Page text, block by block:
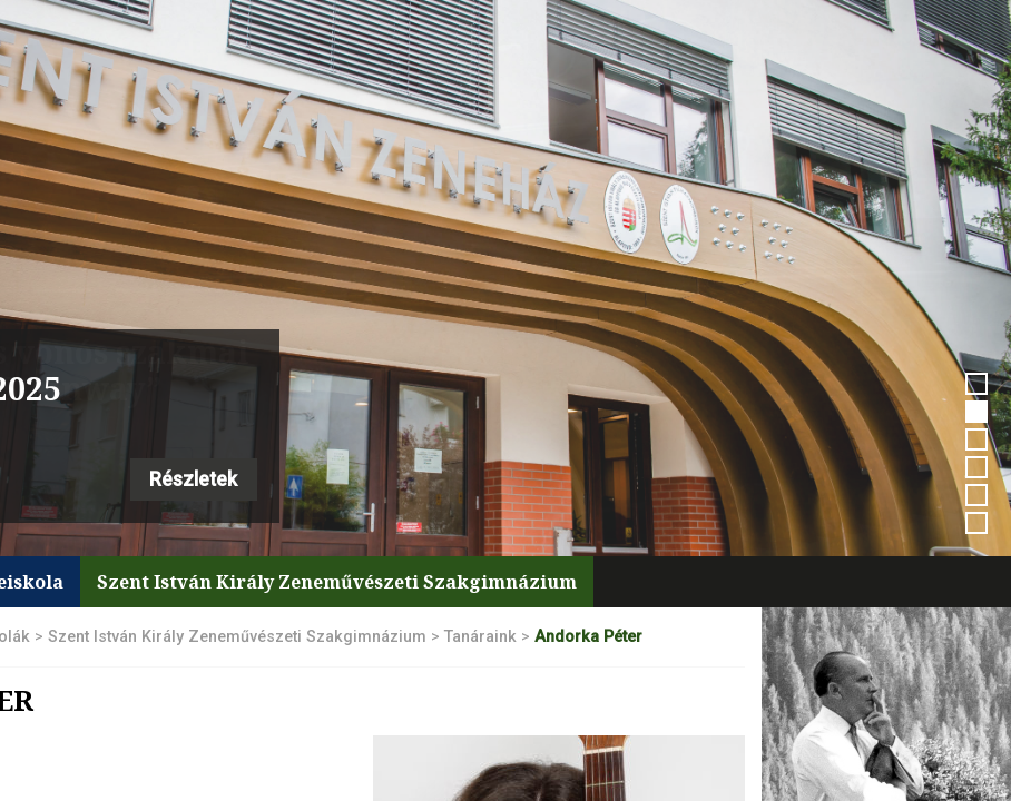
vonós szakmai
Részletek
Szent István Király Zeneművészeti Szakgimnázium
> Szent István Király Zeneművészeti Szakgimnázium > Tanáraink > Andorka Péter